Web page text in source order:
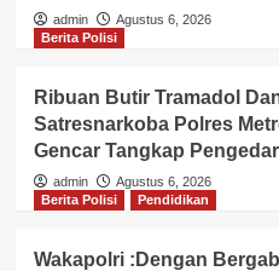
admin
Agustus 6, 2026
Berita Polisi
Ribuan Butir Tramadol
Satresnarkoba Polres
Gencar Tangkap
admin
Agustus 6, 2026
Berita Polisi
Pendidikan
Wakapolri :Dengan